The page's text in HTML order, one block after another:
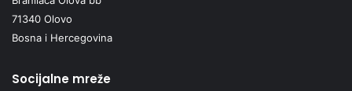
71340 Olovo
Bosna i Hercegovina
Socijalne mreže